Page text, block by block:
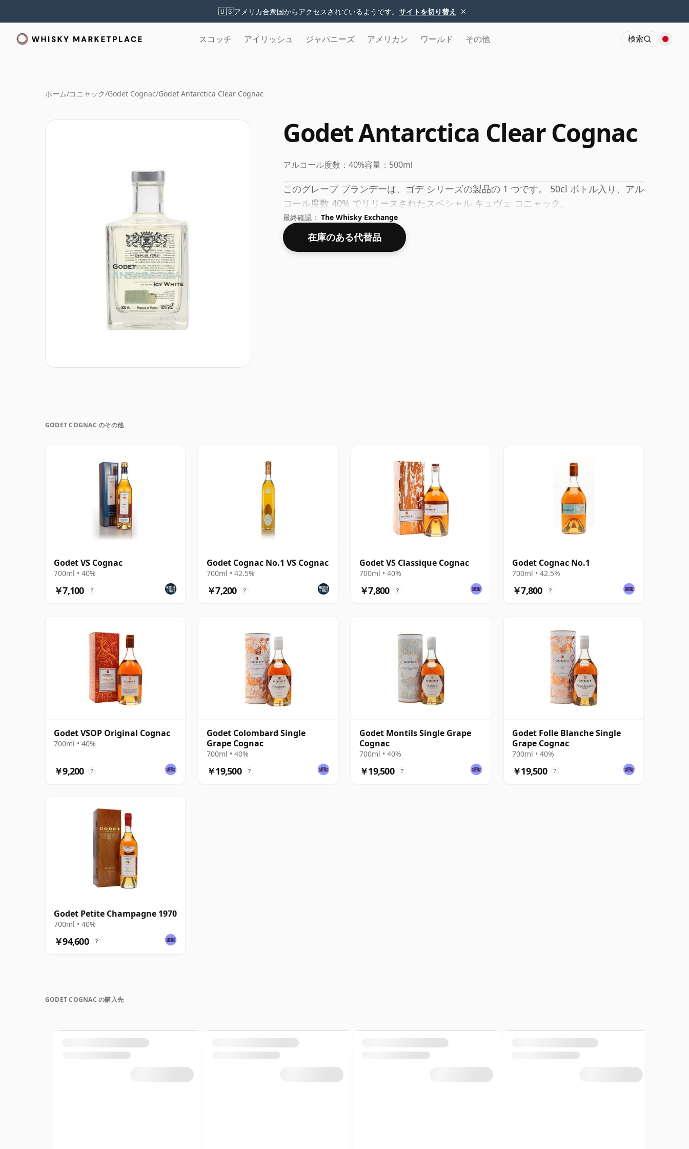
🇺🇸アメリカ合衆国からアクセスされているようです。 サイトを切り替え ×
スコッチ アイリッシュ ジャパニーズ アメリカン ワールド その他 検索
ホーム/コニャック/Godet Cognac/Godet Antarctica Clear Cognac
Godet Antarctica Clear Cognac
アルコール度数： 40%容量： 500ml
このグレープ ブランデーは、ゴデ シリーズの製品の 1 つです。 50cl ボトル入り、アル
コール度数 40% でリリースされたスペシャル キュヴェ コニャック。
最終確認： The Whisky Exchange
在庫のある代替品
GODET COGNAC のその他
Godet VS Cognac
700ml • 40%
￥7,100 ?
Godet Cognac No.1 VS Cognac
700ml • 42.5%
￥7,200 ?
Godet VS Classique Cognac
700ml • 40%
￥7,800 ?
Godet Cognac No.1
700ml • 42.5%
￥7,800 ?
Godet VSOP Original Cognac
700ml • 40%
￥9,200 ?
Godet Colombard Single
Grape Cognac
700ml • 40%
￥19,500 ?
Godet Montils Single Grape
Cognac
700ml • 40%
￥19,500 ?
Godet Folle Blanche Single
Grape Cognac
700ml • 40%
￥19,500 ?
Godet Petite Champagne 1970
700ml • 40%
￥94,600 ?
GODET COGNAC の購入先